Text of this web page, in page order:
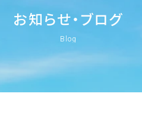
お知らせ・ブログ
Blog